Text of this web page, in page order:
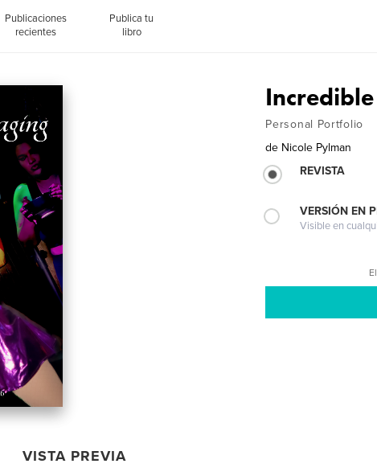
Publicaciones
recientes
Publica tu
libro
VISTA PREVIA
Personal Portfolio
de Nicole Pylman
REVISTA
VERSIÓN EN
Visible en